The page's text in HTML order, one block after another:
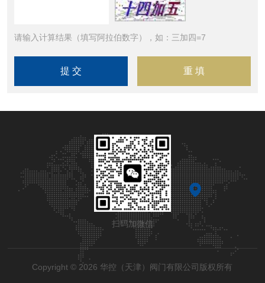
请输入计算结果（填写阿拉伯数字），如：三加四=7
扫码加微信
Copyright © 2026 华控（天津）阀门有限公司版权所有